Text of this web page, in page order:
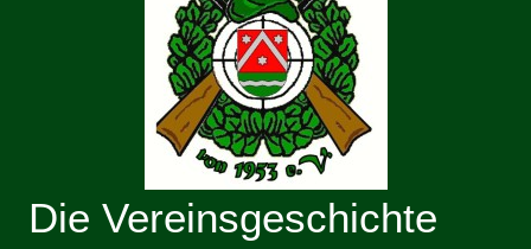
Die Vereinsgeschichte